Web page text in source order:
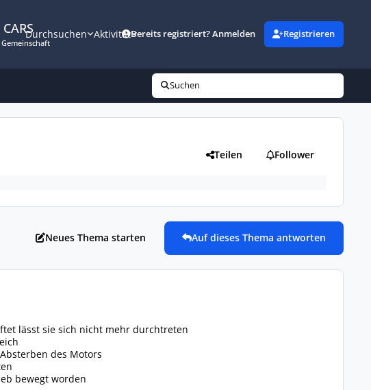
Gemeinschaft
Durchsuchen AktivitätBereits registriert? Anmelden Registrieren
Suchen
Teilen Follower
Neues Thema starten Auf dieses Thema antworten
lässt sie sich nicht mehr durchtreten
des Motors
bewegt worden